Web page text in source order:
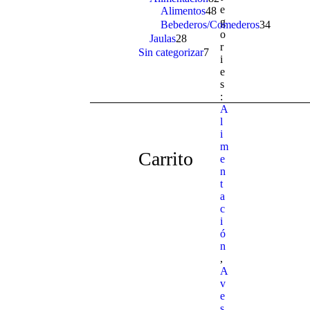
e
g
o
r
i
e
s
:
A
l
i
m
e
n
t
a
c
i
ó
n
,
A
v
e
products
Alimentos48 48
products
Bebederos/Comederos34
Jaulas28
products
Sin categorizar7
products
Carrito